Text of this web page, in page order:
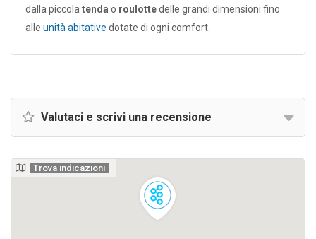
dalla piccola tenda o roulottedelle grandi dimensioni fino
alle unità abitative dotate di ogni comfort.
Valutaci e scrivi una recensione
Trova indicazioni